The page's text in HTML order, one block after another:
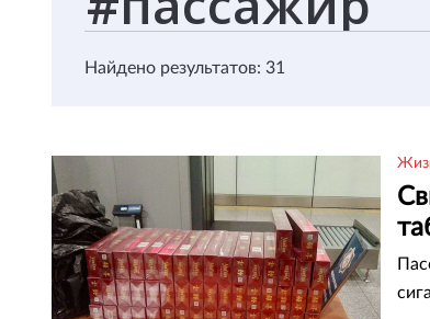
Найдено результатов: 31